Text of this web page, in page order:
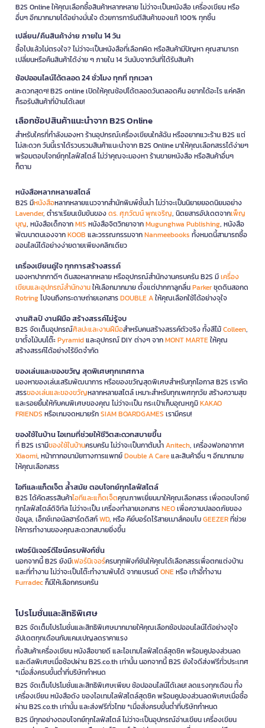
B2S Online ให้คุณเลือกซื้อสินค้าหลากหลาย ไม่ว่าจะเป็นหนังสือ เครื่องเขียน หรือ
อื่นๆ อีกมากมายได้อย่างมั่นใจ ด้วยการการันตีสินค้าของแท้ 100% ทุกชิ้น
เปลี่ยน/คืนสินค้าง่าย ภายใน 14 วัน
ซื้อไปแล้วไม่ตรงใจ? ไม่ว่าจะเป็นหนังสือที่เลือกผิด หรือสินค้ามีปัญหา คุณสามารถ
เปลี่ยนหรือคืนสินค้าได้ง่าย ๆ ภายใน 14 วันนับจากวันที่ได้รับสินค้า
ช้อปออนไลน์ได้ตลอด 24 ชั่วโมง ทุกที่ ทุกเวลา
สะดวกสุดๆ! B2S online เปิดให้คุณช้อปได้ตลอดวันตลอดคืน อยากได้อะไร แค่คลิก
ก็รอรับสินค้าที่บ้านได้เลย!
เลือกช้อปสินค้าแนะนำจาก B2S Online
สำหรับใครที่กำลังมองหา ร้านอุปกรณ์เครื่องเขียนใกล้ฉัน หรืออยากแวะร้าน B2S แต่
ไม่สะดวก วันนี้เราได้รวบรวมสินค้าแนะนำจาก B2S Online มาให้คุณเลือกสรรได้ง่ายๆ
พร้อมตอบโจทย์ทุกไลฟ์สไตล์ ไม่ว่าคุณจะมองหา ร้านขายหนังสือ หรือสินค้าอื่นๆ
ก็ตาม
หนังสือหลากหลายสไตล์
B2S มีหนังสือหลากหลายแนวจากสำนักพิมพ์ชั้นนำ ไม่ว่าจะเป็นนิยายยอดนิยมอย่าง
Lavender, ตำราเรียนเข้มข้นของดร. ศุภวัฒน์ พุกเจริญ, นิตยสารอัปเดตจากเพ็ญ
บุญ, หนังสือเด็กจากMIS หนังสือจิตวิทยาจากMugunghwa Publishing, หนังสือ
พัฒนาตนเองจากKOOB และวรรณกรรมจากNanmeebooks ทั้งหมดนี้สามารถซื้อ
ออนไลน์ได้อย่างง่ายดายเพียงคลิกเดียว
เครื่องเขียนคู่ใจ ทุกการสร้างสรรค์
มองหาปากกาดีๆ ดินสอหลากหลาย หรืออุปกรณ์สำนักงานครบครัน B2S มีเครื่อง
เขียนและอุปกรณ์สำนักงานให้เลือกมากมาย ตั้งแต่ปากกาลูกลื่นParkerชุดดินสอกด
Rotringไปจนถึงกระดาษถ่ายเอกสารDOUBLE Aให้คุณเลือกใช้ได้อย่างจุใจ
งานศิลป์ งานฝีมือ สร้างสรรค์ไม่รู้จบ
B2S จัดเต็มอุปกรณ์ศิลปะและงานฝีมือสำหรับคนสร้างสรรค์ตัวจริง ทั้งสีไม้Colleen,
ขาตั้งไม้บนโต๊ะPyramidและอุปกรณ์ DIY ต่างๆ จากMONT MARTEให้คุณ
สร้างสรรค์ได้อย่างไร้ขีดจำกัด
ของเล่นและของขวัญ สุดพิเศษทุกเทศกาล
มองหาของเล่นเสริมพัฒนาการ หรือของขวัญสุดพิเศษสำหรับทุกโอกาส B2S เราคัด
สรรของเล่นและของขวัญหลากหลายสไตล์ เหมาะสำหรับทุกเพศทุกวัย สร้างความสุข
และรอยยิ้มให้กับคนพิเศษของคุณ ไม่ว่าจะเป็น กระเป๋าเก็บอุณหภูมิKAKAO
FRIENDS หรือเกมจดหมายรักSIAM BOARDGAMES เรามีครบ!
ของใช้ในบ้าน ไอเทมที่ช่วยให้ชีวิตสะดวกสบายขึ้น
ที่ B2S เรามีของใช้ในบ้านครบครัน ไม่ว่าจะเป็นกาต้มน้ำAnitech, เครื่องฟอกอากาศ
Xiaomi, หน้ากากอนามัยทางการแพทย์Double A Careและสินค้าอื่น ๆ อีกมากมาย
ให้คุณเลือกสรร
ไอทีและแก็ดเจ็ต ล้ำสมัย ตอบโจทย์ทุกไลฟ์สไตล์
B2S ได้คัดสรรสินค้าไอทีและแก็ดเจ็ตคุณภาพเยี่ยมมาให้คุณเลือกสรร เพื่อตอบโจทย์
ทุกไลฟ์สไตล์ดิจิทัล ไม่ว่าจะเป็น เครื่องทำลายเอกสารNEOเพื่อความปลอดภัยของ
ข้อมูล, เอ็กซ์เทอนัลฮาร์ดดิสก์WD, หรือ คีย์บอร์ดไร้สายเมาส์คอมโบGEEZERที่ช่วย
ให้การทำงานของคุณสะดวกสบายยิ่งขึ้น
เฟอร์นิเจอร์ดีไซน์ครบฟังก์ชั่น
นอกจากนี้ B2S ยังมีเฟอร์นิเจอร์ครบทุกฟังก์ชันให้คุณได้เลือกสรรเพื่อตกแต่งบ้าน
และที่ทำงาน ไม่ว่าจะเป็นโต๊ะทำงานพับได้ จากแบรนด์ONEหรือ เก้าอี้ทำงาน
Furradecก็มีให้เลือกครบครัน
โปรโมชั่นและสิทธิพิเศษ
B2S จัดเต็มโปรโมชั่นและสิทธิพิเศษมากมายให้คุณเลือกช้อปออนไลน์ได้อย่างจุใจ
อัปเดตทุกเดือนกับแคมเปญลดราคาแรง
ทั้งสินค้าเครื่องเขียน หนังสือขายดี และไอเทมไลฟ์สไตล์สุดชิค พร้อมคูปองส่วนลด
และดีลพิเศษเมื่อช้อปผ่าน B2S.co.th เท่านั้น นอกจากนี้ B2S ยังใจดีส่งฟรีทั่วประเทศ
*เมื่อสั่งครบขั้นต่ำที่บริษัทกำหนด
B2S จัดเต็มโปรโมชั่นและสิทธิพิเศษเพียบ ช้อปออนไลน์ได้เลย! ลดแรงทุกเดือน ทั้ง
เครื่องเขียน หนังสือดัง ของไอเทมไลฟ์สไตล์สุดชิค พร้อมคูปองส่วนลดพิเศษเมื่อซื้อ
ผ่าน B2S.co.th เท่านั้น และส่งฟรีทั่วไทย *เมื่อสั่งครบขั้นต่ำที่บริษัทกำหนด
B2S มีทุกอย่างตอบโจทย์ทุกไลฟ์สไตล์ ไม่ว่าจะเป็นอุปกรณ์อ่านเขียน เครื่องเขียน